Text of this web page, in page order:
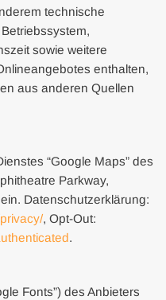
technische
sowie weitere
enthalten,
aus anderen Quellen
“Google Maps” des
Parkway,
Datenschutzerklärung:
, Opt-Out:
.
Fonts”) des Anbieters